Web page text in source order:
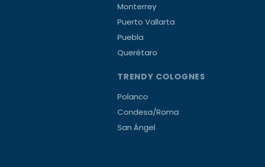
Monterrey
Puerto Vallarta
Puebla
Querétaro
TRENDY COLOGNES
Polanco
Condesa/Roma
San Ángel